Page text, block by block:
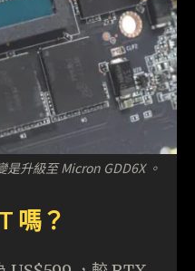
是升級至 Micron GDD6X 。
嗎？